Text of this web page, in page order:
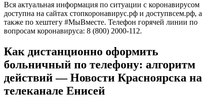
Вся актуальная информация по ситуации с коронавирусом
доступна на сайтах стопкоронавирус.рф и доступвсем.рф, а
также по хештегу #МыВместе. Телефон горячей линии по
вопросам коронавируса: 8 (800) 2000-112.
Как дистанционно оформить
больничный по телефону: алгоритм
действий — Новости Красноярска на
телеканале Енисей